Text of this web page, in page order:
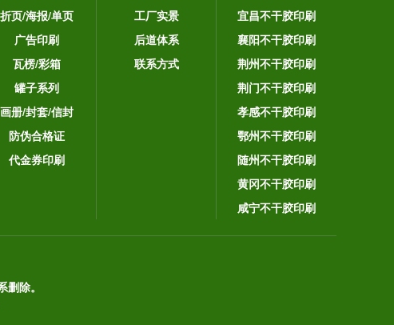
折页/海报/单页
广告印刷
瓦楞/彩箱
罐子系列
画册/封套/信封
防伪合格证
代金券印刷
工厂实景
后道体系
联系方式
宜昌不干胶印刷
襄阳不干胶印刷
荆州不干胶印刷
荆门不干胶印刷
孝感不干胶印刷
鄂州不干胶印刷
随州不干胶印刷
黄冈不干胶印刷
咸宁不干胶印刷
除。